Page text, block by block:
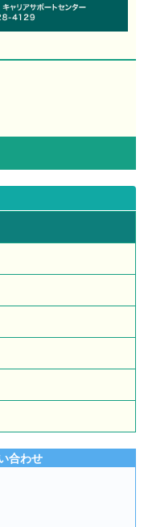
合わせ